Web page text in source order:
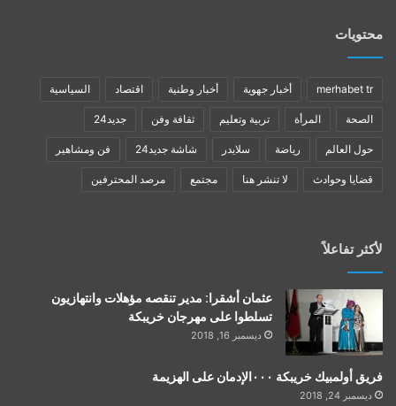
محتويات
merhabet tr أخبار جهوية أخبار وطنية اقتصاد السياسية
الصحة المرأة تربية وتعليم ثقافة وفن جديد24
حول العالم رياضة سلايدر شاشة جديد24 فن ومشاهير
قضايا وحوادث لا تنشر هنا مجتمع مرصد المحترفين
لأكثر تفاعلاً
عثمان أشقرا: مدير تنقصه مؤهلات وانتهازيون
تسلطوا على مهرجان خريبكة
ديسمبر 16, 2018
فريق أولمبيك خريبكة ٠٠٠الإدمان على الهزيمة
ديسمبر 24, 2018